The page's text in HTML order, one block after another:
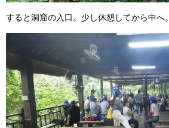
すると洞窟の入口。少し休憩してから中へ。